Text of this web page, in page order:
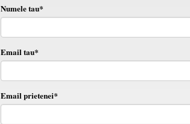
Numele tau*
Email tau*
Email prietenei*